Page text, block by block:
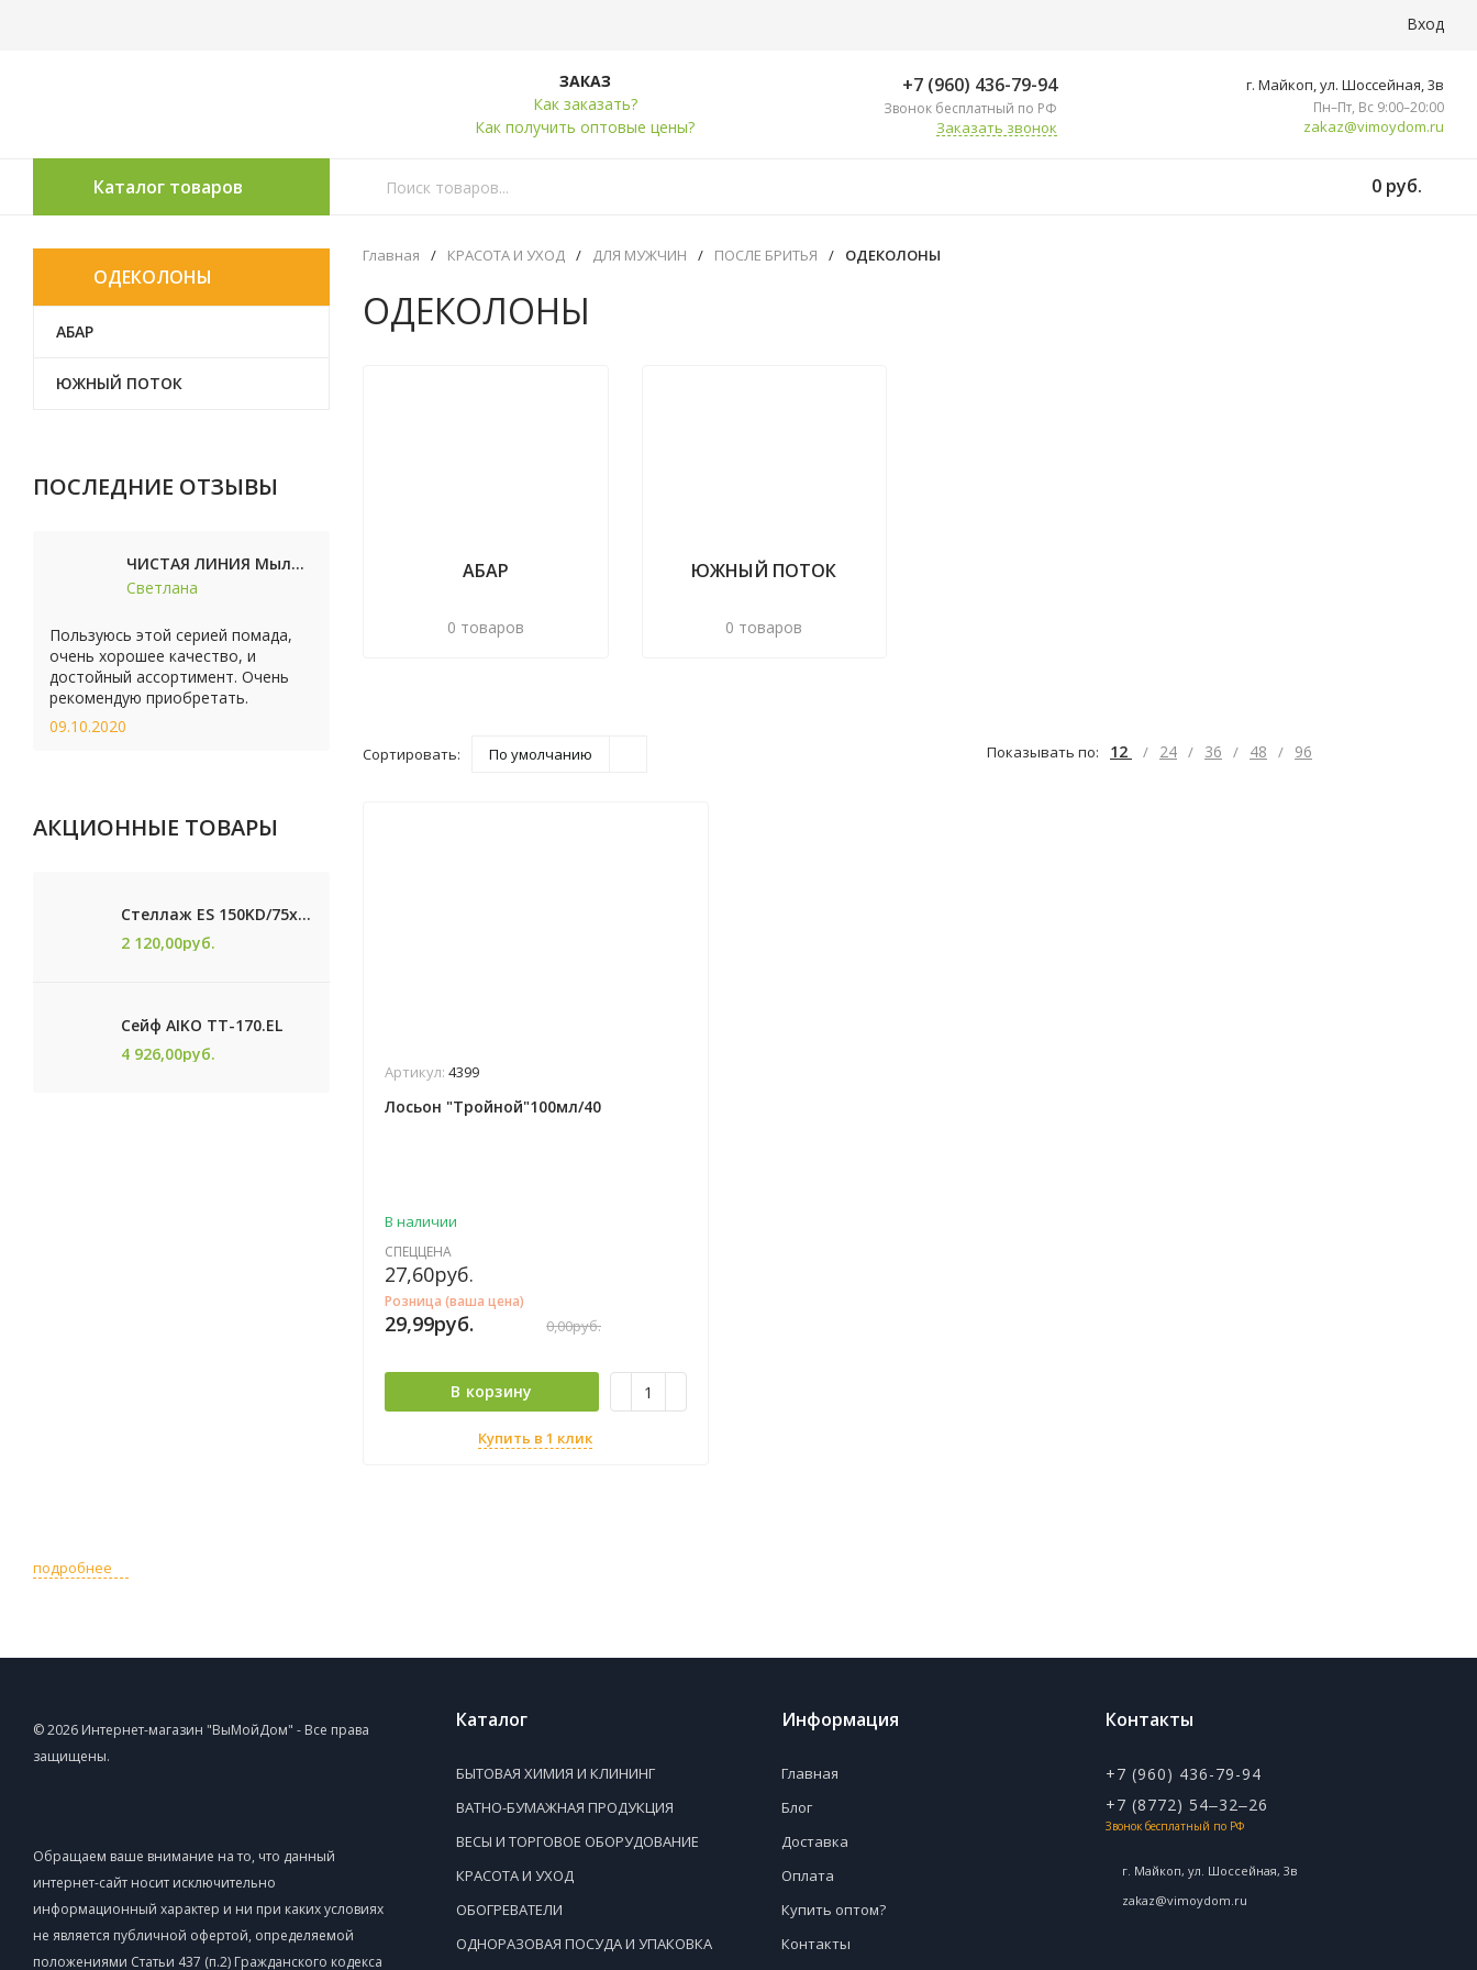
Вход
ЗАКАЗ
Как заказать?
Как получить оптовые цены?
+7 (960) 436-79-94
Звонок бесплатный по РФ
Заказать звонок
г. Майкоп, ул. ​Шоссейная, 3в
Пн–Пт, Вс 9:00–20:00
zakaz@vimoydom.ru
Каталог товаров 0 руб.
ОДЕКОЛОНЫ
АБАР
ЮЖНЫЙ ПОТОК
ПОСЛЕДНИЕ ОТЗЫВЫ
ЧИСТАЯ ЛИНИЯ Мыло косметическое Персик 90г
Светлана
Пользуюсь этой серией помада,
очень хорошее качество, и
достойный ассортимент. Очень
рекомендую приобретать.
09.10.2020
АКЦИОННЫЕ ТОВАРЫ
Стеллаж ES 150KD/75x30/4 оцинк
2 120,00руб.
Сейф AIKO TТ-170.EL
4 926,00руб.
Главная / КРАСОТА И УХОД / ДЛЯ МУЖЧИН / ПОСЛЕ БРИТЬЯ / ОДЕКОЛОНЫ
ОДЕКОЛОНЫ
АБАР
0 товаров
ЮЖНЫЙ ПОТОК
0 товаров
Сортировать: По умолчанию Показывать по: 12 / 24 / 36 / 48 / 96
Артикул: 4399
Лосьон "Тройной"100мл/40
В наличии
СПЕЦЦЕНА
27,60руб.
Розница (ваша цена)
29,99руб. 0,00руб.
В корзину
Купить в 1 клик
подробнее
© 2026 Интернет-магазин "ВыМойДом" - Все права
защищены.
Обращаем ваше внимание на то, что данный
интернет-сайт носит исключительно
информационный характер и ни при каких условиях
не является публичной офертой, определяемой
положениями Статьи 437 (п.2) Гражданского кодекса
Каталог
БЫТОВАЯ ХИМИЯ И КЛИНИНГ
ВАТНО-БУМАЖНАЯ ПРОДУКЦИЯ
ВЕСЫ И ТОРГОВОЕ ОБОРУДОВАНИЕ
КРАСОТА И УХОД
ОБОГРЕВАТЕЛИ
ОДНОРАЗОВАЯ ПОСУДА И УПАКОВКА
Информация
Главная
Блог
Доставка
Оплата
Купить оптом?
Контакты
Контакты
+7 (960) 436-79-94
+7 (8772) 54‒32‒26
Звонок бесплатный по РФ
г. Майкоп, ул. ​Шоссейная, 3в
zakaz@vimoydom.ru